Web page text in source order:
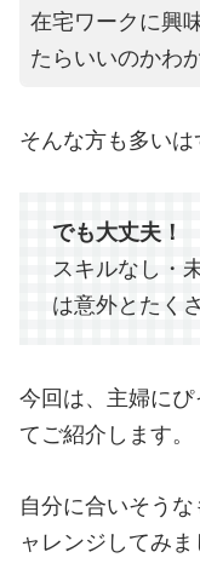
在宅ワークに興
たらいいのかわ
そんな方も多いは
でも大丈夫！
スキルなし・
は意外とたく
今回は、主婦に
てご紹介します。
自分に合いそう
ャレンジしてみま